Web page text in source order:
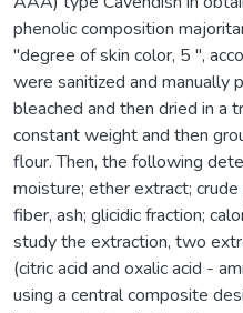
phenolic composition
"degree of skin color, 5 ",
were sanitized and manually
bleached and then dried in a
constant weight and then
flour. Then, the following
moisture; ether extract;
fiber, ash; glicidic fraction;
study the extraction, two
(citric acid and oxalic acid -
using a central composite